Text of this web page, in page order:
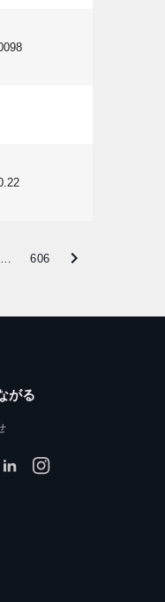
606
がる